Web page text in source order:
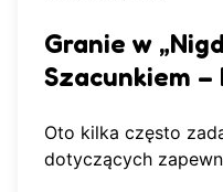
Granie w
Szacunkiem –
Oto kilka często
dotyczących